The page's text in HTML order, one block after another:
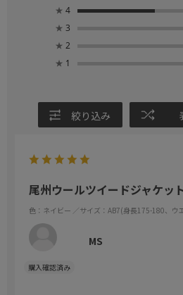
★ 4
★ 3
★ 2
★ 1
絞り込み
尾州ウールツイードジャケッ
色：ネイビー ／サイズ：AB7(身長175-180、ウ
MS